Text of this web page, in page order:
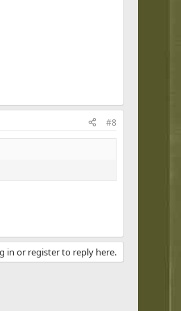
#8
in or register to reply here.